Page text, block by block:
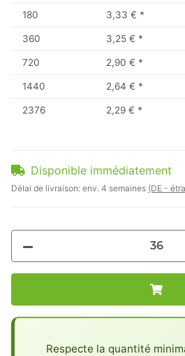
180 3,33 € *
360 3,25 € *
720 2,90 € *
1440 2,64 € *
2376 2,29 € *
Disponible immédiatement
Délai de livraison: env. 4 semaines (DE -
Respecte la quantité